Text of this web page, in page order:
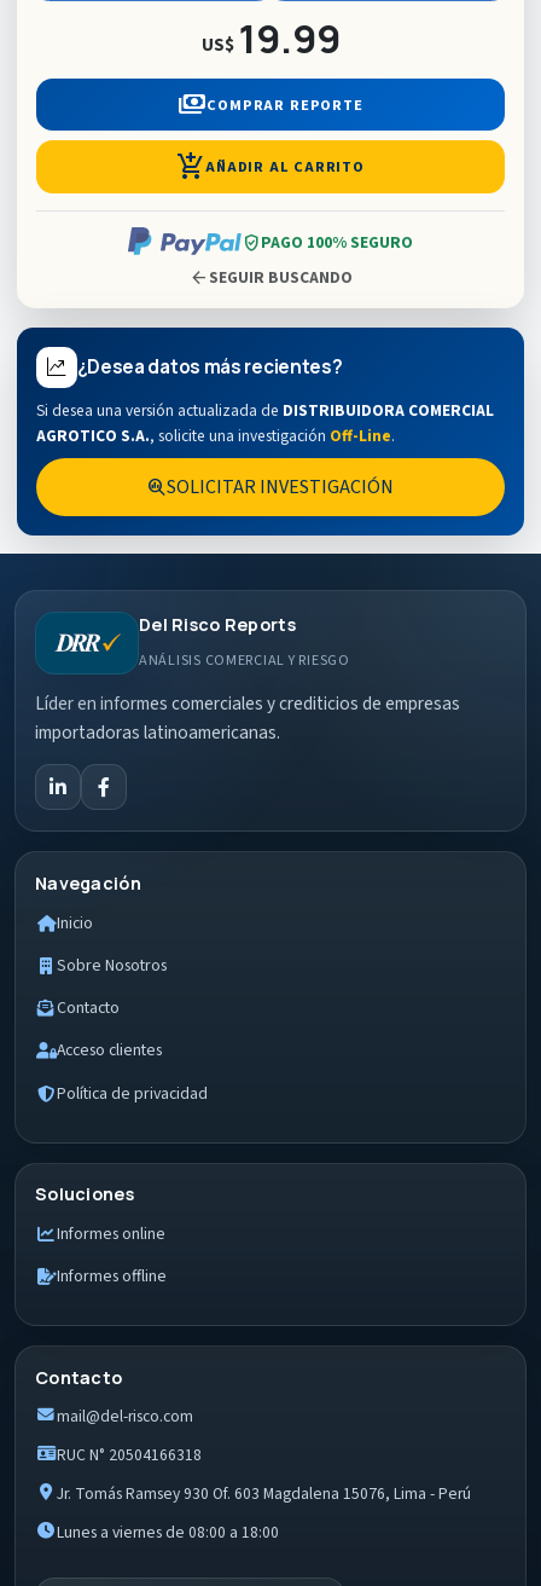
US$ 19.99
paymentsCOMPRAR REPORTE
add_shopping_cartAÑADIR AL CARRITO
verified_userPAGO 100% SEGURO
arrow_back SEGUIR BUSCANDO
¿Desea datos más recientes?
Si desea una versión actualizada de DISTRIBUIDORA COMERCIAL
AGROTICO S.A., solicite una investigación Off-Line.
search_insightsSOLICITAR INVESTIGACIÓN
Del Risco Reports
ANÁLISIS COMERCIAL Y RIESGO
Líder en informes comerciales y crediticios de empresas
importadoras latinoamericanas.
Navegación
Inicio
Sobre Nosotros
Contacto
Acceso clientes
Política de privacidad
Soluciones
Informes online
Informes offline
Contacto
mail@del-risco.com
RUC N° 20504166318
Jr. Tomás Ramsey 930 Of. 603 Magdalena 15076, Lima - Perú
Lunes a viernes de 08:00 a 18:00